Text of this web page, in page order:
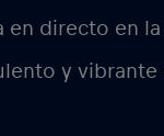
en directo en
y